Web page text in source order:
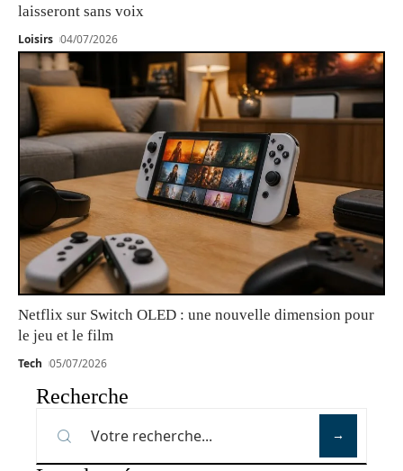
laisseront sans voix
Loisirs 04/07/2026
Netflix sur Switch OLED : une nouvelle dimension pour
le jeu et le film
Tech 05/07/2026
Recherche